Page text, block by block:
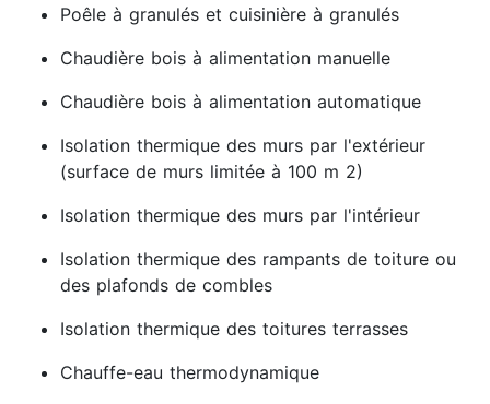
Poêle à granulés et cuisinière à granulés
Chaudière bois à alimentation manuelle
Chaudière bois à alimentation automatique
Isolation thermique des murs par l'extérieur
(surface de murs limitée à 100 m 2)
Isolation thermique des murs par l'intérieur
Isolation thermique des rampants de toiture ou
des plafonds de combles
Isolation thermique des toitures terrasses
Chauffe-eau thermodynamique